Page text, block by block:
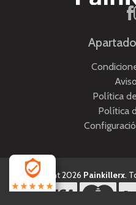
Política
Política
Copyright 2026 Painkillerx.